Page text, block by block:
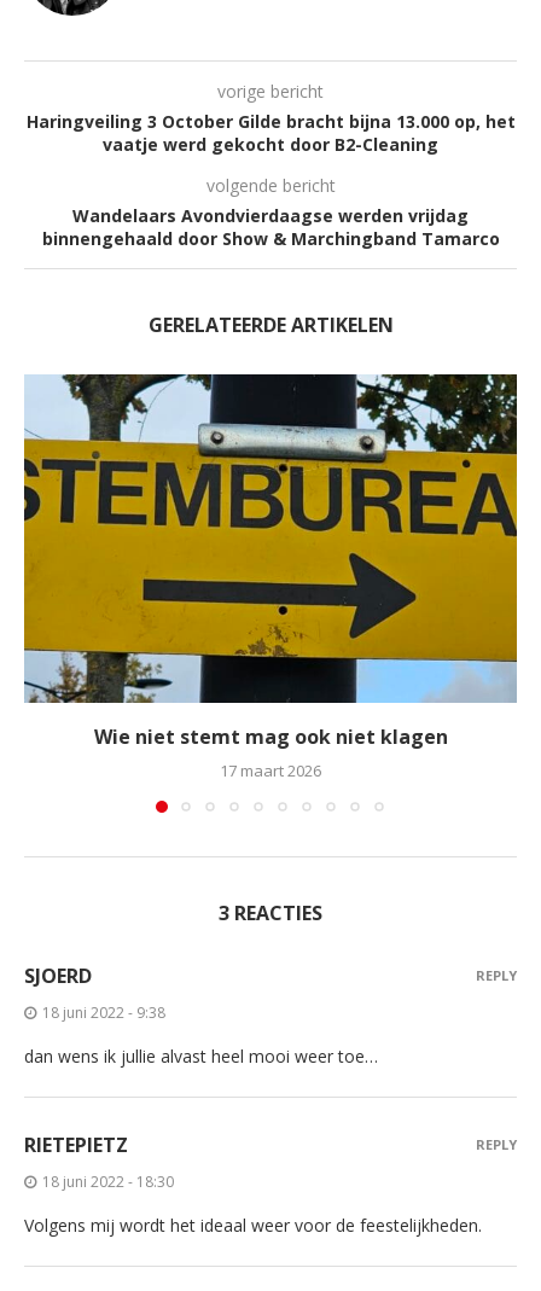
vorige bericht
Haringveiling 3 October Gilde bracht bijna 13.000 op, het
vaatje werd gekocht door B2-Cleaning
volgende bericht
Wandelaars Avondvierdaagse werden vrijdag
binnengehaald door Show & Marchingband Tamarco
GERELATEERDE ARTIKELEN
Wie niet stemt mag ook niet klagen
17 maart 2026
3 REACTIES
SJOERD
18 juni 2022 - 9:38
dan wens ik jullie alvast heel mooi weer toe…
REPLY
RIETEPIETZ
18 juni 2022 - 18:30
Volgens mij wordt het ideaal weer voor de feestelijkheden.
REPLY